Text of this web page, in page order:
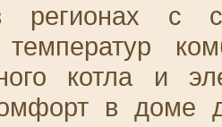
регионах с
температур
котла и
в